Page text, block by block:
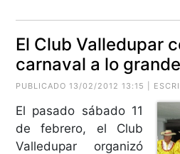
El Club Valledupar
carnaval a lo grande
PUBLICADO 13/02/2012 13:15 |
El pasado sábado 11
de febrero, el Club
Valledupar organizó